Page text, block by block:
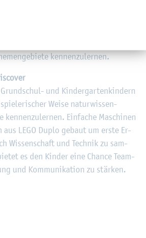
ken­nen­zu­ler­nen.
und Kin­der­gar­ten­kin­dern
Weise na­tur­wis­sen­
ken­nen­zu­ler­nen. Ein­fa­che Ma­schi­nen
aus LEGO Duplo ge­baut um erste Er­
Wis­sen­schaft und Tech­nik zu sam­
es den Kin­der eine Chan­ce Team­
und Kom­mu­ni­ka­ti­on zu stär­ken.